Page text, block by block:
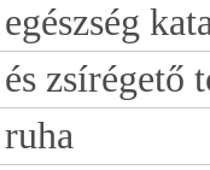
zsírégető